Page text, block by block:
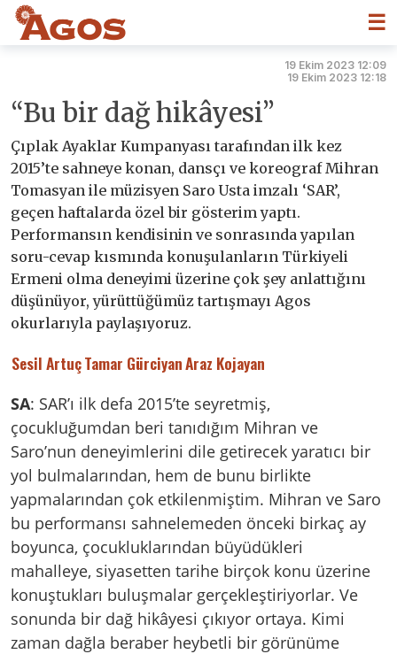
☰
19 Ekim 2023 12:09
19 Ekim 2023 12:18
“Bu bir dağ hikâyesi”
Çıplak Ayaklar Kumpanyası tarafından ilk kez
2015’te sahneye konan, dansçı ve koreograf Mihran
Tomasyan ile müzisyen Saro Usta imzalı ‘SAR’,
geçen haftalarda özel bir gösterim yaptı.
Performansın kendisinin ve sonrasında yapılan
soru-cevap kısmında konuşulanların Türkiyeli
Ermeni olma deneyimi üzerine çok şey anlattığını
düşünüyor, yürüttüğümüz tartışmayı Agos
okurlarıyla paylaşıyoruz.
Sesil ArtuçTamar GürciyanAraz Kojayan
SA: SAR’ı ilk defa 2015’te seyretmiş,
çocukluğumdan beri tanıdığım Mihran ve
Saro’nun deneyimlerini dile getirecek yaratıcı bir
yol bulmalarından, hem de bunu birlikte
yapmalarından çok etkilenmiştim. Mihran ve Saro
bu performansı sahnelemeden önceki birkaç ay
boyunca, çocukluklarından büyüdükleri
mahalleye, siyasetten tarihe birçok konu üzerine
konuştukları buluşmalar gerçekleştiriyorlar. Ve
sonunda bir dağ hikâyesi çıkıyor ortaya. Kimi
zaman dağla beraber heybetli bir görünüme